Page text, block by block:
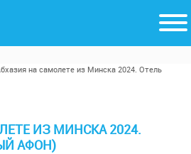
на самолете из Минска 2024. Отель
ИЗ МИНСКА 2024.
АФОН)